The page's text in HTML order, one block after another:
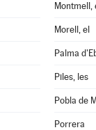
Montmell,
Morell, el
Palma
Piles, les
Pobla de
Porrera